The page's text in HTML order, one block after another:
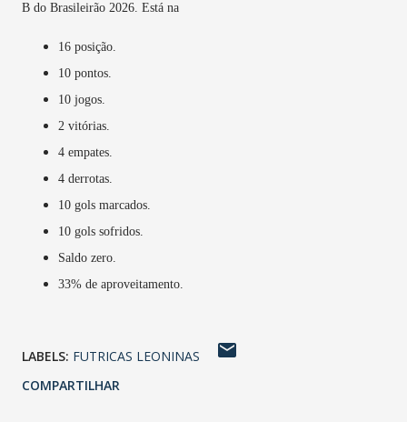
B do Brasileirão 2026. Está na
16 posição.
10 pontos.
10 jogos.
2 vitórias.
4 empates.
4 derrotas.
10 gols marcados.
10 gols sofridos.
Saldo zero.
33% de aproveitamento.
LABELS: FUTRICAS LEONINAS
COMPARTILHAR